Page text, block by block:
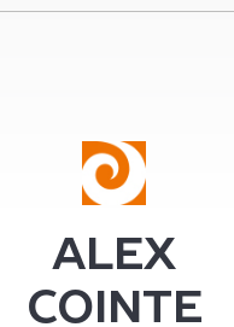
ALEX
COINTE